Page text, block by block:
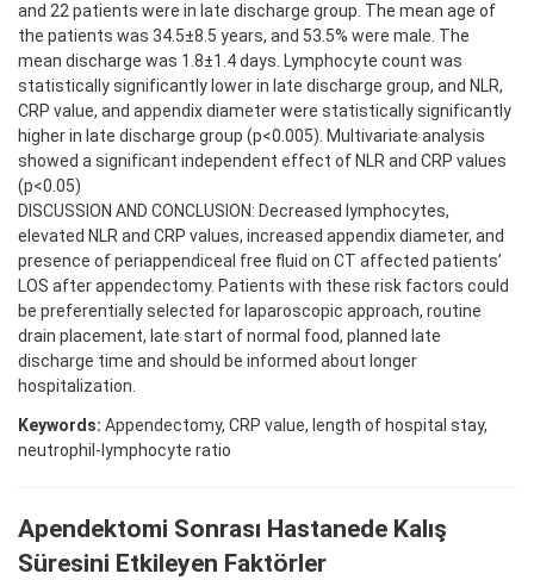
and 22 patients were in late discharge group. The mean age of
the patients was 34.5±8.5 years, and 53.5% were male. The
mean discharge was 1.8±1.4 days. Lymphocyte count was
statistically significantly lower in late discharge group, and NLR,
CRP value, and appendix diameter were statistically significantly
higher in late discharge group (p<0.005). Multivariate analysis
showed a significant independent effect of NLR and CRP values
(p<0.05)
DISCUSSION AND CONCLUSION: Decreased lymphocytes,
elevated NLR and CRP values, increased appendix diameter, and
presence of periappendiceal free fluid on CT affected patients’
LOS after appendectomy. Patients with these risk factors could
be preferentially selected for laparoscopic approach, routine
drain placement, late start of normal food, planned late
discharge time and should be informed about longer
hospitalization.
Keywords: Appendectomy, CRP value, length of hospital stay,
neutrophil-lymphocyte ratio
Apendektomi Sonrası Hastanede Kalış
Süresini Etkileyen Faktörler